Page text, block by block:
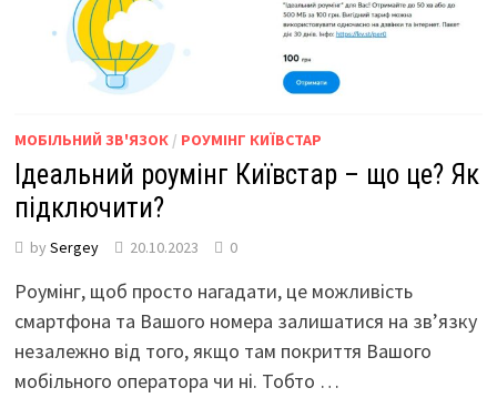
МОБІЛЬНИЙ ЗВ'ЯЗОК/ РОУМІНГ КИЇВСТАР
Ідеальний роумінг Київстар – що це? Як
підключити?
by Sergey 20.10.2023 0
Роумінг, щоб просто нагадати, це можливість
смартфона та Вашого номера залишатися на зв’язку
незалежно від того, якщо там покриття Вашого
мобільного оператора чи ні. Тобто …